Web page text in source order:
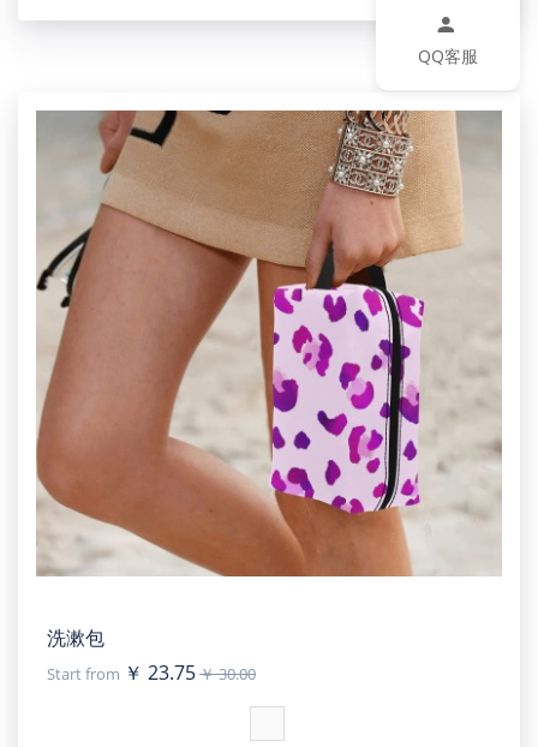
洗漱包
Start from ￥ 23.75￥ 30.00
QQ客服